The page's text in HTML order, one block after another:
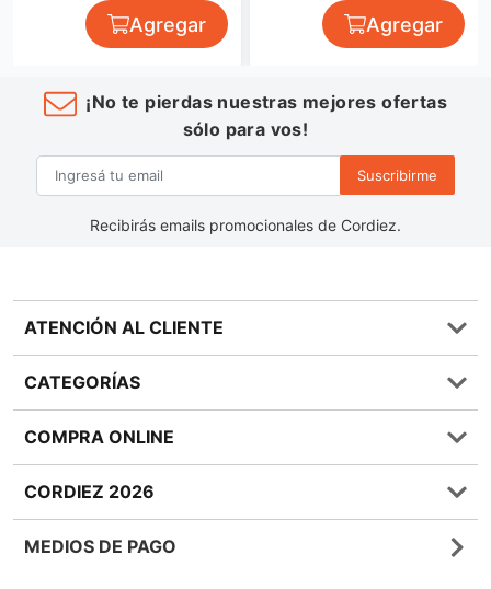
Agregar Agregar
¡No te pierdas nuestras mejores ofertas
sólo para vos!
Suscribirme
Recibirás emails promocionales de Cordiez.
ATENCIÓN AL CLIENTE
Preguntas frecuentes
0810 555 1970
Términos y condiciones
Política de Devoluciones
Bases y Condiciones de Sorteos
CATEGORÍAS
Bebidas
Lácteos
COMPRA ONLINE
Métodos de entrega
Giftcards
CORDIEZ 2026
Quienes Somos
MEDIOS DE PAGO